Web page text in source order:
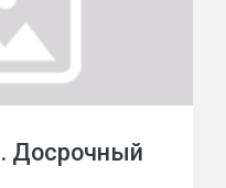
Досрочный